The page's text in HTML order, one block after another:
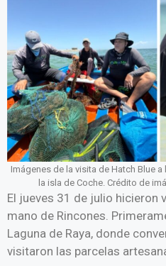
Imágenes de la visita de Hatch Blue
la isla de Coche. Crédito de
El jueves 31 de julio hicieron
mano de Rincones.
Laguna de Raya, donde
visitaron las parcelas